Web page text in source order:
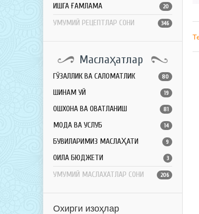
ҚИШГА ҒАМЛАМА 20
УМУМИЙ РЕЦЕПТЛАР СОНИ 346
Маслаҳатлар
ГЎЗАЛЛИК ВА САЛОМАТЛИК 80
ШИНАМ УЙ 19
ОШХОНА ВА ОВҚАТЛАНИШ 81
МОДА ВА УСЛУБ 14
БУВИЛАРИМИЗ МАСЛАҲАТИ 9
ОИЛА БЮДЖЕТИ 3
УМУМИЙ МАСЛАХАТЛАР СОНИ 206
Охирги изоҳлар